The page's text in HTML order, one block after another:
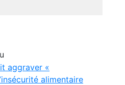
aggraver «
alimentaire